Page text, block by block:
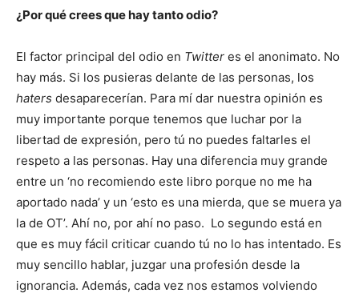
¿Por qué crees que hay tanto odio?
El factor principal del odio en Twitter es el anonimato. No
hay más. Si los pusieras delante de las personas, los
haters desaparecerían. Para mí dar nuestra opinión es
muy importante porque tenemos que luchar por la
libertad de expresión, pero tú no puedes faltarles el
respeto a las personas. Hay una diferencia muy grande
entre un ‘no recomiendo este libro porque no me ha
aportado nada’ y un ‘esto es una mierda, que se muera ya
la de OT’. Ahí no, por ahí no paso. Lo segundo está en
que es muy fácil criticar cuando tú no lo has intentado. Es
muy sencillo hablar, juzgar una profesión desde la
ignorancia. Además, cada vez nos estamos volviendo